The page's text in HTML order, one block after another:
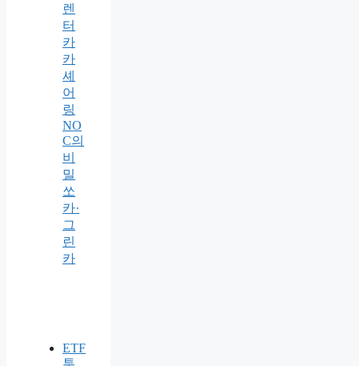
렌
터
카
카
셰
어
링
NO
C의
비
밀
쏘
카·
그
린
카
ETF
투